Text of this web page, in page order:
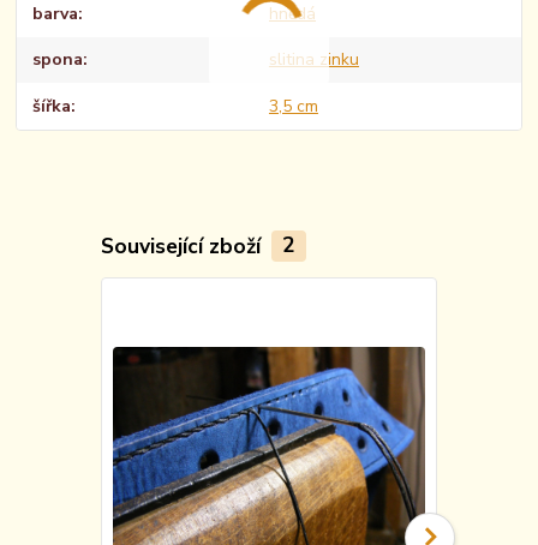
barva hnědá
spona slitina zinku
šířka 3,5 cm
Související zboží 2